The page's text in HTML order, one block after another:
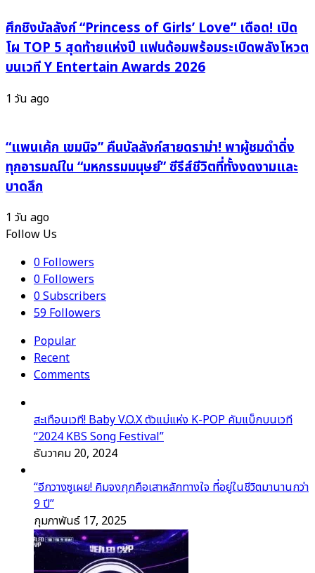
Treasure
Hill
Golf
Club
ศึกชิงบัลลังก์ “Princess of Girls’ Love” เดือด! เปิด
โผ TOP 5 สุดท้ายแห่งปี แฟนด้อมพร้อมระเบิดพลังโหวต
บนเวที Y Entertain Awards 2026
1 วัน ago
“แพนเค้ก เขมนิจ” คืนบัลลังก์สายดราม่า! พาผู้ชมดำดิ่ง
ทุกอารมณ์ใน “มหกรรมมนุษย์” ซีรีส์ชีวิตที่ทั้งงดงามและ
บาดลึก
1 วัน ago
Follow Us
0Followers
0Followers
0Subscribers
59Followers
Popular
Recent
Comments
สะเทือนเวที! Baby V.O.X ตัวแม่แห่ง K-POP คัมแบ็กบนเวที
“2024 KBS Song Festival”
ธันวาคม 20, 2024
“อีกวางซูเผย! คิมจงกุกคือเสาหลักทางใจ ที่อยู่ในชีวิตมานานกว่า
9 ปี”
กุมภาพันธ์ 17, 2025